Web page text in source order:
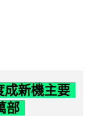
成新機主要
部